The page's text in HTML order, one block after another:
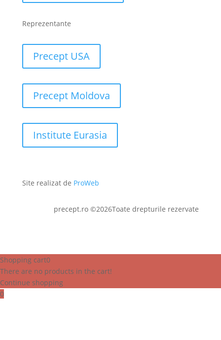
Reprezentante
Precept USA
Precept Moldova
Institute Eurasia
Site realizat de ProWeb
precept.ro ©2026Toate drepturile rezervate
Shopping cart0
There are no products in the cart!
Continue shopping
0